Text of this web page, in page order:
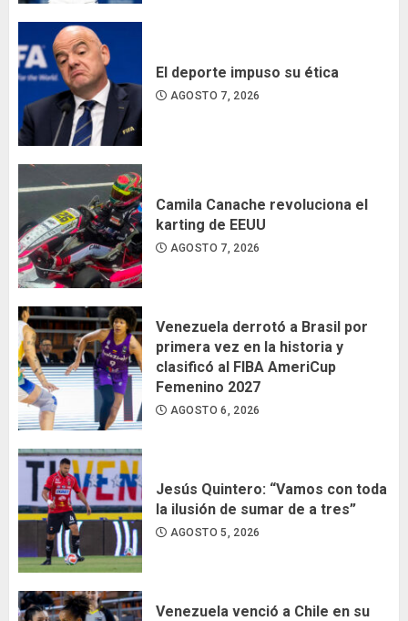
El deporte impuso su ética
AGOSTO 7, 2026
Camila Canache revoluciona el
karting de EEUU
AGOSTO 7, 2026
Venezuela derrotó a Brasil por
primera vez en la historia y
clasificó al FIBA AmeriCup
Femenino 2027
AGOSTO 6, 2026
Jesús Quintero: “Vamos con toda
la ilusión de sumar de a tres”
AGOSTO 5, 2026
Venezuela venció a Chile en su